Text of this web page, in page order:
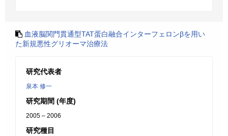
血液脳関門貫通型TAT蛋白融合インターフェロンβを用い
た新規悪性グリオーマ治療法
研究代表者
泉本 修一
研究期間 (年度)
2005 – 2006
研究種目